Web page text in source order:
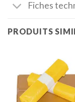
Fiches
PRODUITS